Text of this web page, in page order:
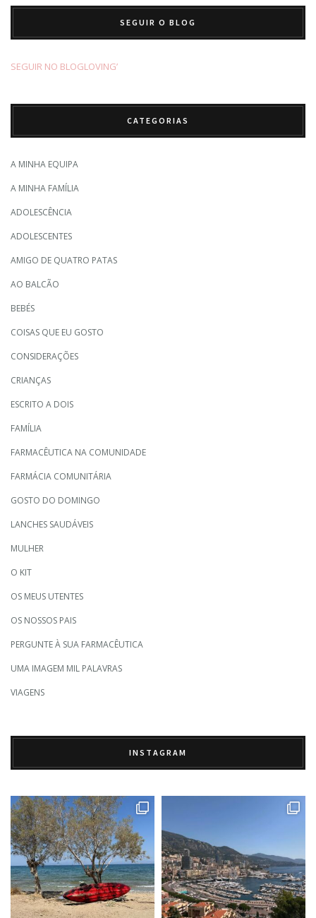
SEGUIR O BLOG
SEGUIR NO BLOGLOVING’
CATEGORIAS
A MINHA EQUIPA
A MINHA FAMÍLIA
ADOLESCÊNCIA
ADOLESCENTES
AMIGO DE QUATRO PATAS
AO BALCÃO
BEBÉS
COISAS QUE EU GOSTO
CONSIDERAÇÕES
CRIANÇAS
ESCRITO A DOIS
FAMÍLIA
FARMACÊUTICA NA COMUNIDADE
FARMÁCIA COMUNITÁRIA
GOSTO DO DOMINGO
LANCHES SAUDÁVEIS
MULHER
O KIT
OS MEUS UTENTES
OS NOSSOS PAIS
PERGUNTE À SUA FARMACÊUTICA
UMA IMAGEM MIL PALAVRAS
VIAGENS
INSTAGRAM